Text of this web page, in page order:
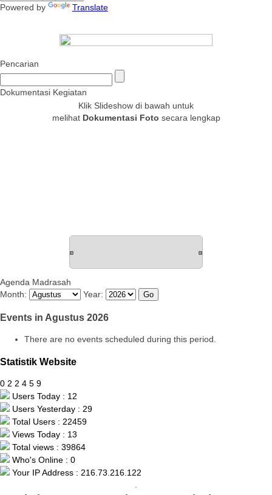
Powered by Translate
Pencarian
Dokumentasi Kegiatan
Klik Slideshow di bawah untuk
melihat Dokumentasi Foto secara lengkap
Agenda Madrasah
Month:
Year:
Events in Agustus 2026
There are no events scheduled during this period.
Statistik Website
0 2 2 4 5 9
Users Today : 12
Users Yesterday : 29
Total Users : 22459
Views Today : 13
Total views : 39864
Who's Online : 0
Your IP Address : 216.73.216.122